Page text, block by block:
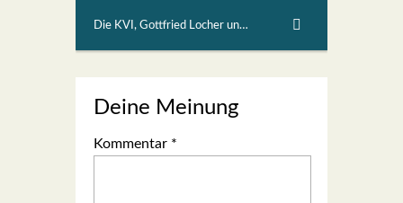
Die KVI, Gottfried Locher und der "Moralschleim"
Deine Meinung
Kommentar *